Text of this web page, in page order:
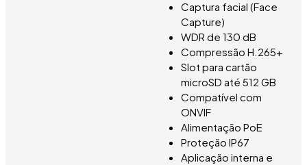
Captura facial (Face
Capture)
WDR de 130 dB
Compressão H.265+
Slot para cartão
microSD até 512 GB
Compatível com
ONVIF
Alimentação PoE
Proteção IP67
Aplicação interna e